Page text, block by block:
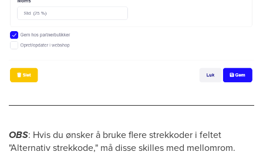
OBS: Hvis du ønsker å bruke flere strekkoder i feltet
"Alternativ strekkode," må disse skilles med mellomrom.